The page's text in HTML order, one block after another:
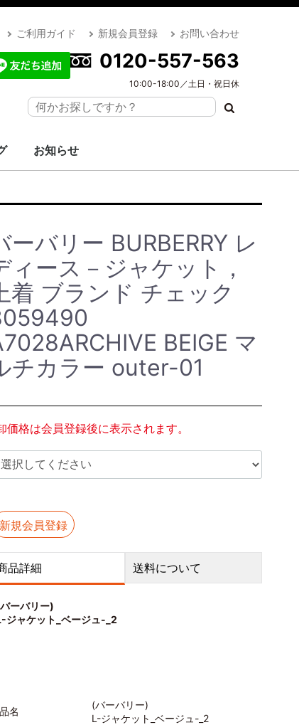
ご利用ガイド 新規会員登録 お問い合わせ
0120-557-563
10:00-18:00／土日・祝日休
お知らせ
ーバリー BURBERRY レ
ィース－ジャケット，
着 ブランド チェック
BEIGE マ
チカラー outer-01
価格は会員登録後に表示されます。
新規会員登録
品詳細 送料について
ーバリー)
ジャケット_ベージュ-_2
品名
(バーバリー)
L-ジャケット_ベージュ-_2